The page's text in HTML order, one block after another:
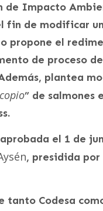
de Impacto
fin de modificar
propone el
de proceso
plantea
” de salmones
el 1 de
, presidida
tanto Codesa